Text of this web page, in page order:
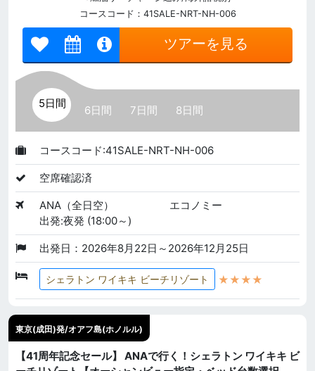
コースコード：41SALE-NRT-NH-006
ツアーを見る
5日間
6日間 7日間 8日間
コースコード:41SALE-NRT-NH-006
空席確認済
ANA（全日空）
エコノミー
出発:夜発 (18:00～)
出発日：2026年8月22日～2026年12月25日
シェラトン ワイキキ ビーチリゾート ★★★★
東京(成田)発/オアフ島(ホノルル)
【41周年記念セール】 ANAで行く！シェラトン ワイキキ ビ